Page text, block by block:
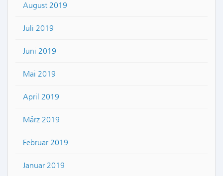
August 2019
Juli 2019
Juni 2019
Mai 2019
April 2019
März 2019
Februar 2019
Januar 2019